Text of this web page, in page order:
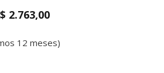
2.763,00
12 meses)